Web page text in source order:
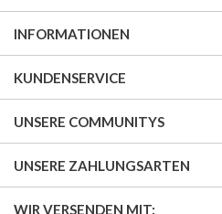
INFORMATIONEN
KUNDENSERVICE
UNSERE COMMUNITYS
UNSERE ZAHLUNGSARTEN
WIR VERSENDEN MIT: